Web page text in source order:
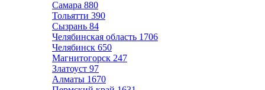
Самара 880
Тольятти 390
Сызрань 84
Челябинская область 1706
Челябинск 650
Магнитогорск 247
Златоуст 97
Алматы 1670